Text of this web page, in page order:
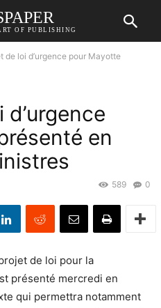
OF PUBLISHING
de loi d’urgence pour Mayotte
en
0
589
de loi pour la
présenté mercredi en
qui permettra notamment